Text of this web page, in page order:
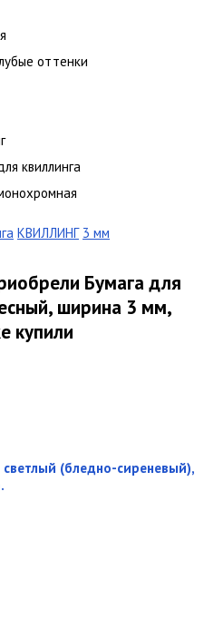
оттенки
квиллинга
КВИЛЛИНГ 3 мм
Бумага для
ширина 3 мм,
купили
(бледно-сиреневый),